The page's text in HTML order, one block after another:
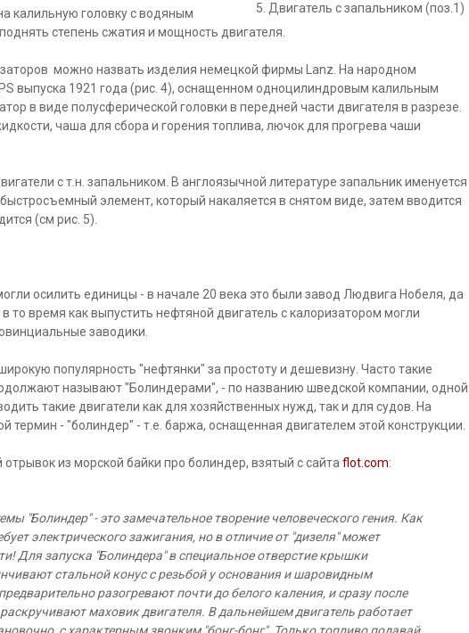
5. Двигатель с запальником (поз.1)
калильную головку с водяным
степень сжатия и мощность двигателя.
можно назвать изделия немецкой фирмы Lanz. На народном
выпуска 1921 года (рис. 4), оснащенном одноцилиндровым калильным
в виде полусферической головки в передней части двигателя в разрезе.
чаша для сбора и горения топлива, лючок для прогрева чаши
с т.н. запальником. В англоязычной литературе запальник именуется
элемент, который накаляется в снятом виде, затем вводится
(см рис. 5).
осилить единицы - в начале 20 века это были завод Людвига Нобеля, да
то время как выпустить нефтяной двигатель с калоризатором могли
заводики.
популярность "нефтянки" за простоту и дешевизну. Часто такие
называют "Болиндерами", - по названию шведской компании, одной
такие двигатели как для хозяйственных нужд, так и для судов. На
термин - "болиндер" - т.е. баржа, оснащенная двигателем этой конструкции.
из морской байки про болиндер, взятый с сайта flot.com:
"Болиндер" - это замечательное творение человеческого гения. Как
электрического зажигания, но в отличие от "дизеля" может
Для запуска "Болиндера" в специальное отверстие крышки
стальной конус с резьбой у основания и шаровидным
разогревают почти до белого каления, и сразу после
маховик двигателя. В дальнейшем двигатель работает